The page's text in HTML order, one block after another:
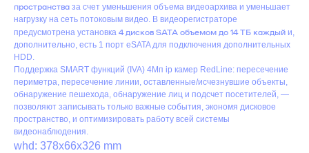
пространства за счет уменьшения объема видеоархива и уменьшает
нагрузку на сеть потоковым видео. В видеорегистраторе
предусмотрена установка 4 дисков SATA объемом до 14 ТБ каждый и,
дополнительно, есть 1 порт eSATA для подключения дополнительных
HDD.
Поддержка SMART функций (IVA) 4Мп ip камер RedLine: пересечение
периметра, пересечение линии, оставленные/исчезнувшие объекты,
обнаружение пешехода, обнаружение лиц и подсчет посетителей, —
позволяют записывать только важные события, экономя дисковое
пространство, и оптимизировать работу всей системы
видеонаблюдения.
whd: 378x66x326 mm